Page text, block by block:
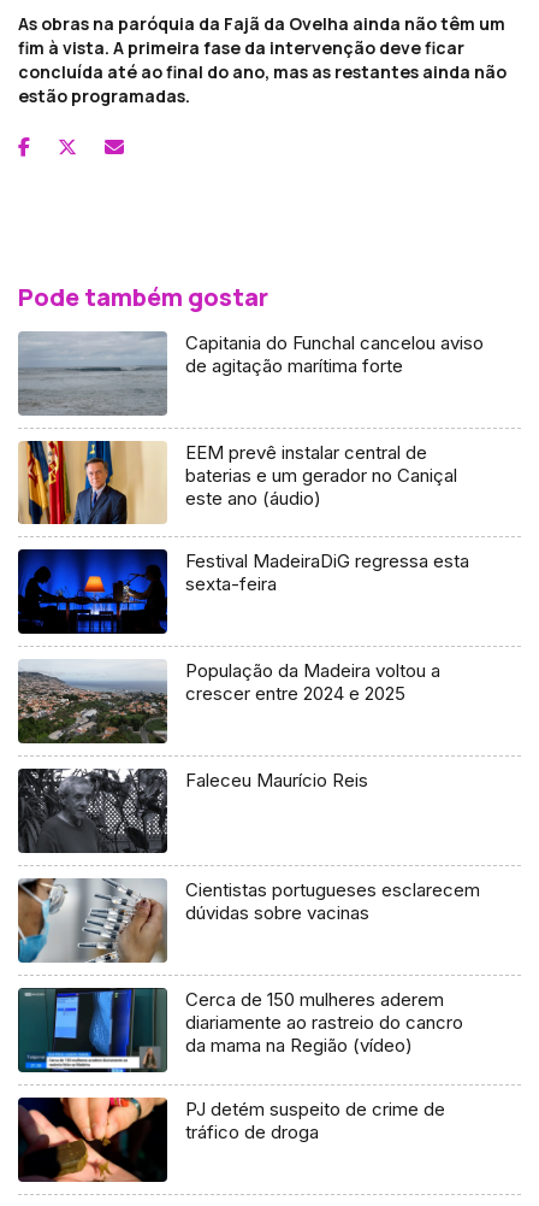
As obras na paróquia da Fajã da Ovelha ainda não têm um
fim à vista. A primeira fase da intervenção deve ficar
concluída até ao final do ano, mas as restantes ainda não
estão programadas.
Pode também gostar
Capitania do Funchal cancelou aviso
de agitação marítima forte
EEM prevê instalar central de
baterias e um gerador no Caniçal
este ano (áudio)
Festival MadeiraDiG regressa esta
sexta-feira
População da Madeira voltou a
crescer entre 2024 e 2025
Faleceu Maurício Reis
Cientistas portugueses esclarecem
dúvidas sobre vacinas
Cerca de 150 mulheres aderem
diariamente ao rastreio do cancro
da mama na Região (vídeo)
PJ detém suspeito de crime de
tráfico de droga